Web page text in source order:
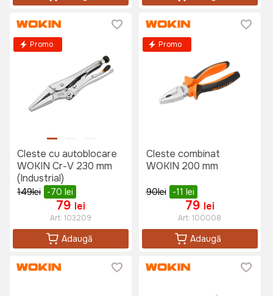
Promo
Cleste cu autoblocare
WOKIN Cr-V 230 mm
(Industrial)
149lei -70 lei
79 lei
Art: 103209
Adaugă
Promo
Cleste combinat
WOKIN 200 mm
90lei -11 lei
79 lei
Art: 100008
Adaugă